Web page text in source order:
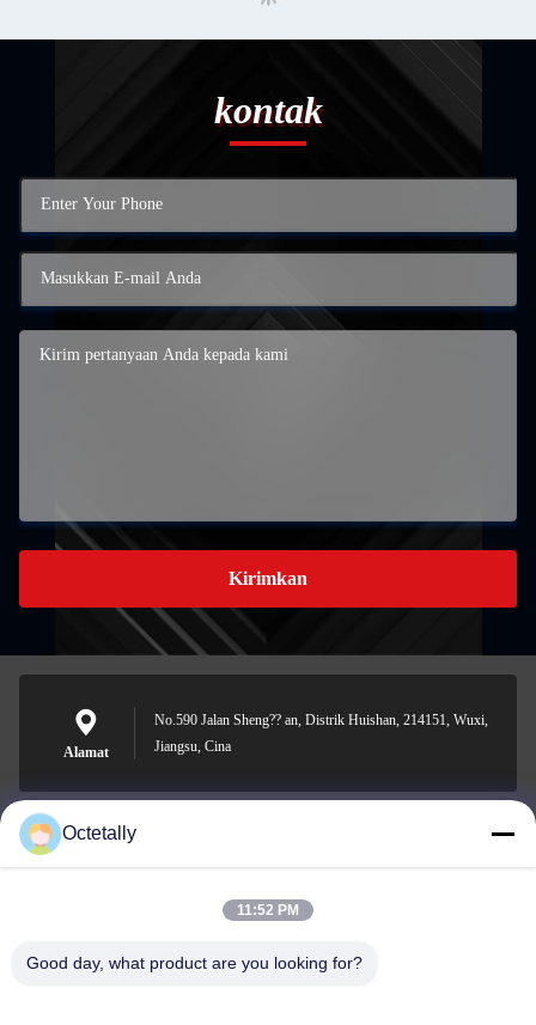
kontak
Kirimkan
Alamat
No.590 Jalan Sheng?? an, Distrik Huishan, 214151, Wuxi,
Jiangsu, Cina
sales@wellleader.com
Octetally
11:52 PM
Good day, what product are you looking for?